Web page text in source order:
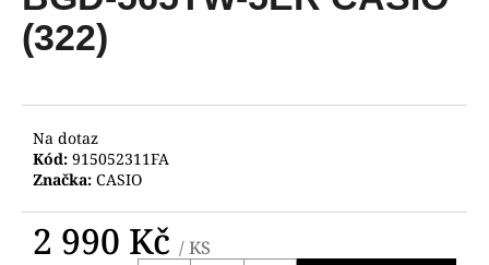
0,0
z
5
(322)
Na dotaz
Kód: 915052311FA
Značka: CASIO
2 990 Kč / KS
a
j
t
?
HLEDAT